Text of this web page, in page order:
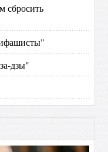
сбросить
дзы"